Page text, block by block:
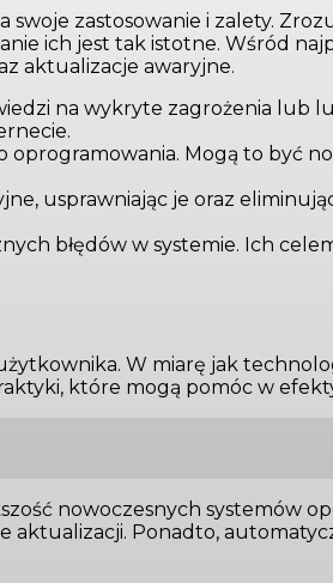
zastosowanie i zalety.
ich jest tak istotne. Wśród
aktualizacje awaryjne.
na wykryte zagrożenia lub
Mogą to być
usprawniając je oraz
błędów w systemie. Ich
W miarę jak
które mogą pomóc w
nowoczesnych systemów
Ponadto,